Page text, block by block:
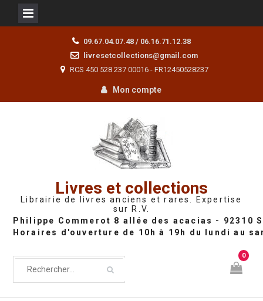
09.67.04.07.48 / 06.16.71.12.38
livresetcollections@gmail.com
RCS 450 528 237 00016 - FR12450528237
Mon compte
Livres et collections
Librairie de livres anciens et rares. Expertise
sur R.V.
0